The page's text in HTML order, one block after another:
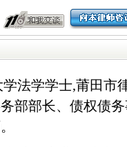
法学学士,莆田市
部部长、债权债